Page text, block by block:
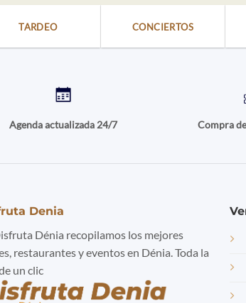
TARDEO CONCIERTOS
Agenda actualizada 24/7 Compra
Denia
Dénia recopilamos los mejores
restaurantes y eventos en Dénia. Toda la
un clic